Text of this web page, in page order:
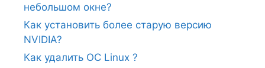
небольшом окне?
Как установить более старую версию
NVIDIA?
Как удалить ОС Linux ?